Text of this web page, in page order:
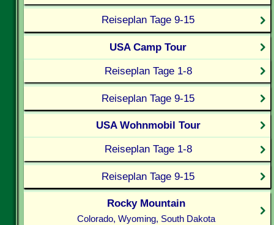
Reiseplan Tage 9-15
USA Camp Tour
Reiseplan Tage 1-8
Reiseplan Tage 9-15
USA Wohnmobil Tour
Reiseplan Tage 1-8
Reiseplan Tage 9-15
Rocky Mountain
Colorado, Wyoming, South Dakota